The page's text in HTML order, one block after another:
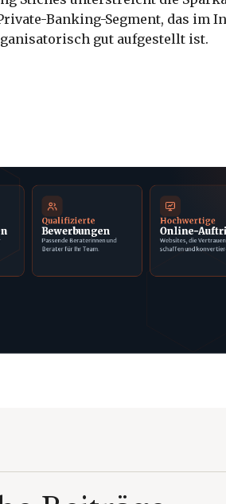
Banking-Segment, das im
gut aufgestellt ist.
Qualifizierte
Bewerbungen
Passende Beraterinnen und
Berater für Ihr Team.
Hochwertige
Online-
Websites, die Vertrauen
schaffen und